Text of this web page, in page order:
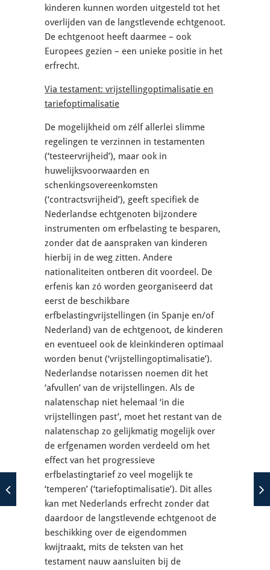
kinderen kunnen worden uitgesteld tot het
overlijden van de langstlevende echtgenoot.
De echtgenoot heeft daarmee – ook
Europees gezien – een unieke positie in het
erfrecht.
Via testament: vrijstellingoptimalisatie en
tariefoptimalisatie
De mogelijkheid om zélf allerlei slimme
regelingen te verzinnen in testamenten
(‘testeervrijheid’), maar ook in
huwelijksvoorwaarden en
schenkingsovereenkomsten
(‘contractsvrijheid’), geeft specifiek de
Nederlandse echtgenoten bijzondere
instrumenten om erfbelasting te besparen,
zonder dat de aanspraken van kinderen
hierbij in de weg zitten. Andere
nationaliteiten ontberen dit voordeel. De
erfenis kan zó worden georganiseerd dat
eerst de beschikbare
erfbelastingvrijstellingen (in Spanje en/of
Nederland) van de echtgenoot, de kinderen
en eventueel ook de kleinkinderen optimaal
worden benut (‘vrijstellingoptimalisatie’).
Nederlandse notarissen noemen dit het
‘afvullen’ van de vrijstellingen. Als de
nalatenschap niet helemaal ‘in die
vrijstellingen past’, moet het restant van de
nalatenschap zo gelijkmatig mogelijk over
de erfgenamen worden verdeeld om het
effect van het progressieve
erfbelastingtarief zo veel mogelijk te
‘temperen’ (‘tariefoptimalisatie’). Dit alles
kan met Nederlands erfrecht zonder dat
daardoor de langstlevende echtgenoot de
beschikking over de eigendommen
kwijtraakt, mits de teksten van het
testament nauw aansluiten bij de